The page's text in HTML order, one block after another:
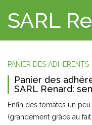
SARL
PANIER DES ADHÉRENTS
Panier des
SARL Renard:
Enfin des tomates un
(grandement grâce au